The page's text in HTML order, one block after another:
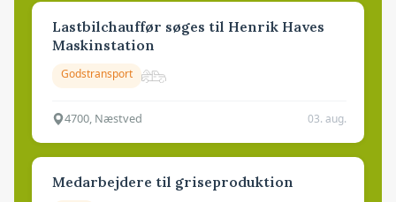
Lastbilchauffør søges til Henrik Haves
Maskinstation
Godstransport
4700, Næstved 03. aug.
Medarbejdere til griseproduktion